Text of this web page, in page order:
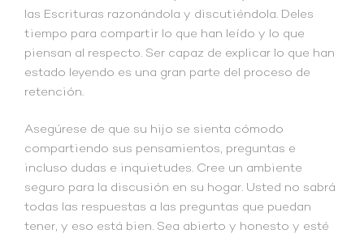
las Escrituras razonándola y discutiéndola. Deles
tiempo para compartir lo que han leído y lo que
piensan al respecto. Ser capaz de explicar lo que han
estado leyendo es una gran parte del proceso de
retención.
Asegúrese de que su hijo se sienta cómodo
compartiendo sus pensamientos, preguntas e
incluso dudas e inquietudes. Cree un ambiente
seguro para la discusión en su hogar. Usted no sabrá
todas las respuestas a las preguntas que puedan
tener, y eso está bien. Sea abierto y honesto y esté